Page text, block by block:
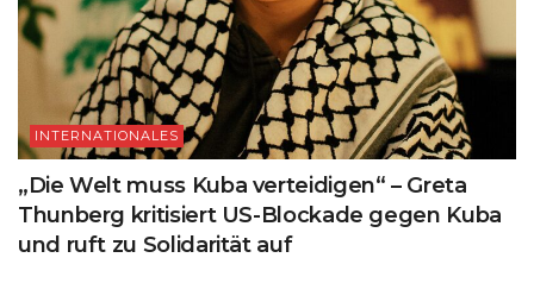
INTERNATIONALES
„Die Welt muss Kuba verteidigen“ – Greta
Thunberg kritisiert US-Blockade gegen Kuba
und ruft zu Solidarität auf